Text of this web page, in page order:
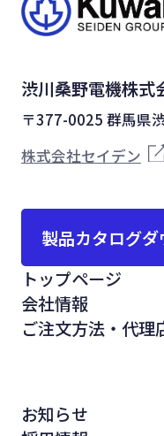
渋川桑野電機株式
〒377-0025 群馬県
株式会社セイデン
製品カタログ
トップページ
会社情報
ご注文方法・代理
お知らせ